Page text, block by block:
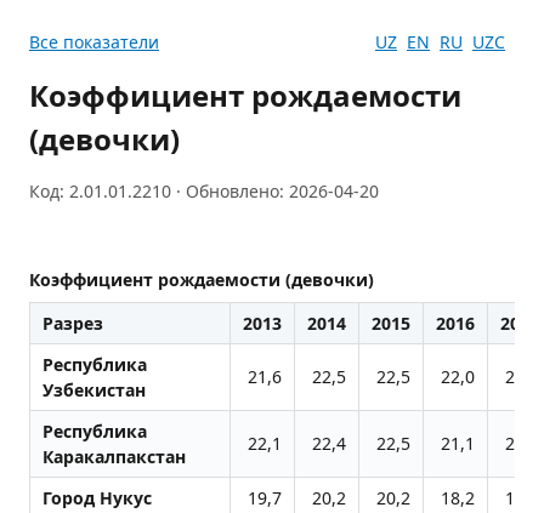
Все показатели UZ EN RU UZC
Коэффициент рождаемости
(девочки)
Код: 2.01.01.2210 · Обновлено: 2026-04-20
Коэффициент рождаемости (девочки)
Разрез
2013 2014 2015 2016
2017
Республика
Узбекистан
21,6 22,5 22,5 22,0 21,3
Республика
Каракалпакстан
22,1 22,4 22,5 21,1 20,1
Город Нукус 19,7 20,2 20,2 18,2
17,0